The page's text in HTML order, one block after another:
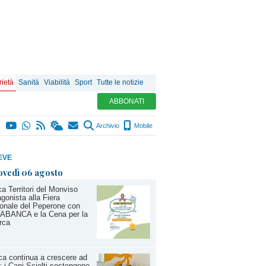
Sanità Viabilità Sport Tutte le notizie
ABBONATI
Archivio Mobile
06 agosto
Territori del Monviso
alla Fiera
del Peperone con
e la Cena per la
continua a crescere ad